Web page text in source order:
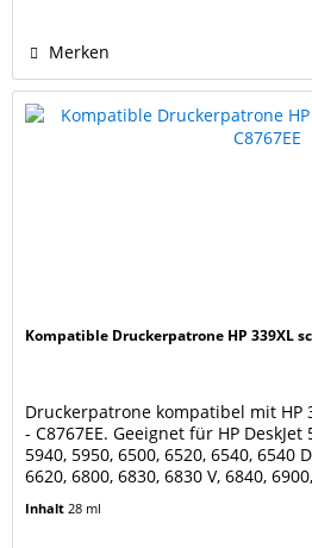
Merken
Kompatible Druckerpatrone HP 339XL
Druckerpatrone kompatibel mit HP
- C8767EE. Geeignet für HP DeskJet
5940, 5950, 6500, 6520, 6540, 6540
6620, 6800, 6830, 6830 V, 6840,
9800, 9803, 9803 D, 9860 HP
Inhalt 28 ml